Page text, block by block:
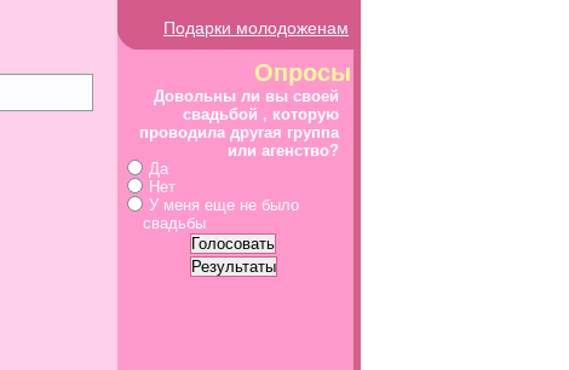
Подарки молодоженам
Опросы
Довольны ли вы своей
свадьбой , которую
проводила другая группа
или агенство?
Да
Нет
У меня еще не было
свадьбы